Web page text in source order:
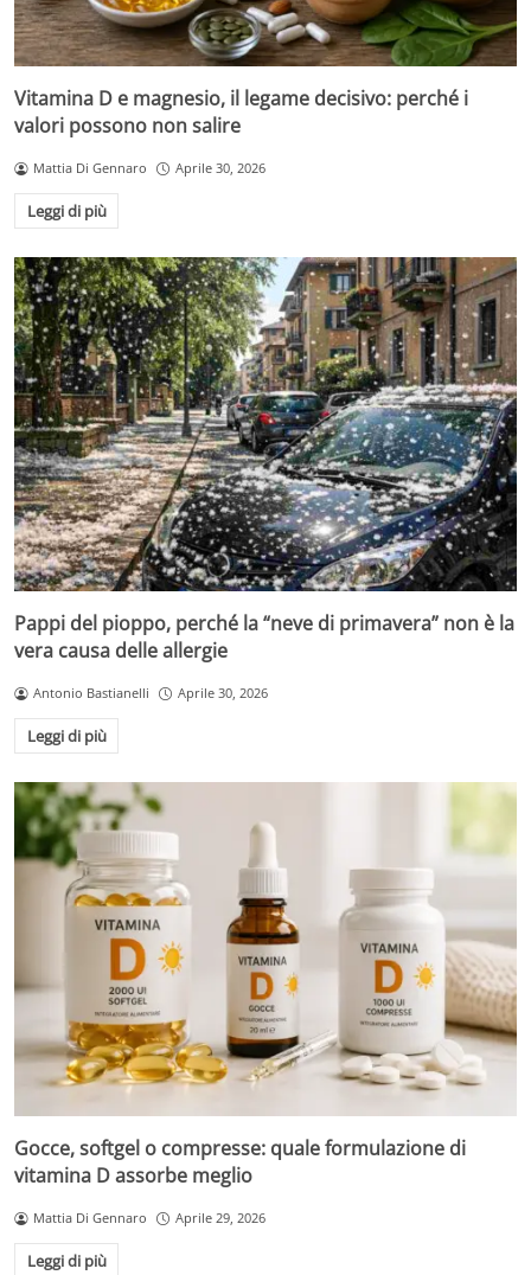
Vitamina D e magnesio, il legame decisivo: perché i
valori possono non salire
Mattia Di Gennaro Aprile 30, 2026
Leggi di più
Pappi del pioppo, perché la “neve di primavera” non è la
vera causa delle allergie
Antonio Bastianelli Aprile 30, 2026
Leggi di più
Gocce, softgel o compresse: quale formulazione di
vitamina D assorbe meglio
Mattia Di Gennaro Aprile 29, 2026
Leggi di più